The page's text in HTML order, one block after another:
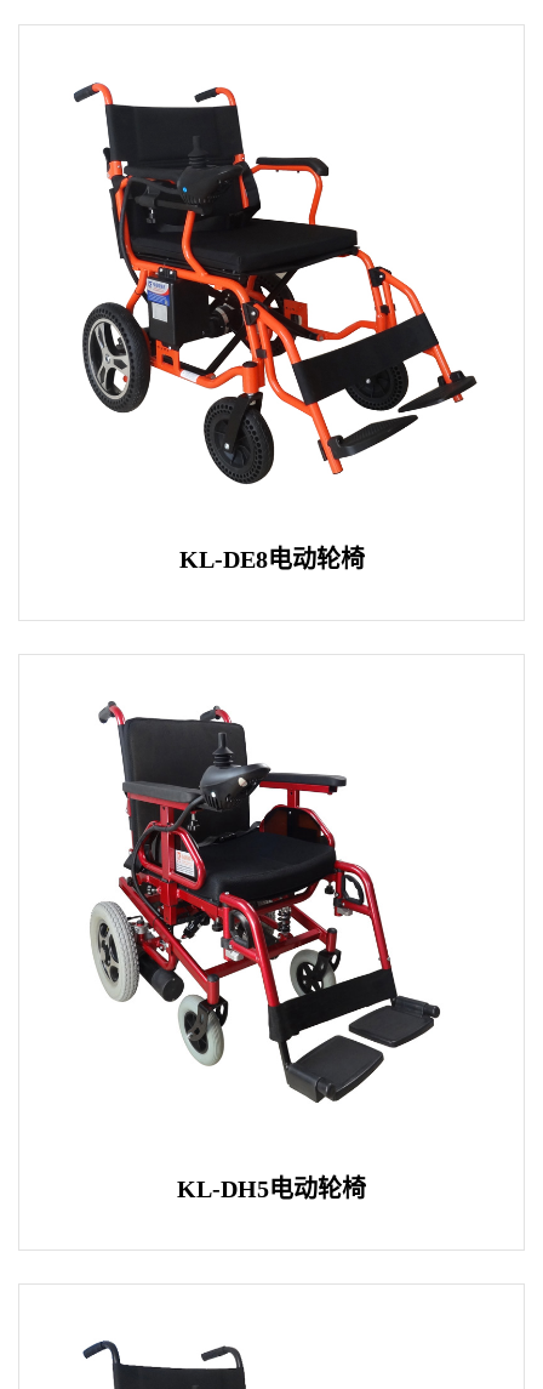
KL-DE8电动轮椅
KL-DH5电动轮椅